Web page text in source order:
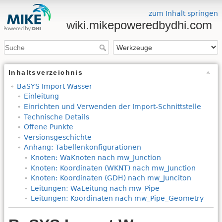
zum Inhalt springen
wiki.mikepoweredbydhi.com
Inhaltsverzeichnis
BaSYS Import Wasser
Einleitung
Einrichten und Verwenden der Import-Schnittstelle
Technische Details
Offene Punkte
Versionsgeschichte
Anhang: Tabellenkonfigurationen
Knoten: WaKnoten nach mw_Junction
Knoten: Koordinaten (WKNT) nach mw_Junction
Knoten: Koordinaten (GDH) nach mw_Junciton
Leitungen: WaLeitung nach mw_Pipe
Leitungen: Koordinaten nach mw_Pipe_Geometry